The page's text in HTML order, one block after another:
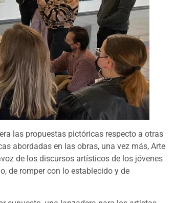
las propuestas pictóricas respecto a otras
abordadas en las obras, una vez más, Arte
de los discursos artísticos de los jóvenes
de romper con lo establecido y de